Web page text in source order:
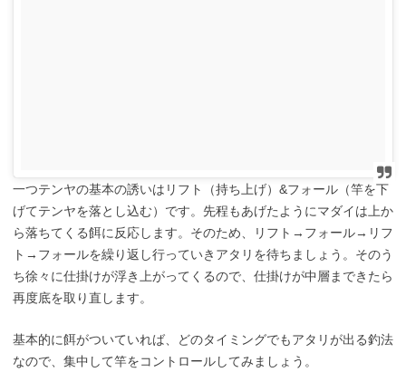
一つテンヤの基本の誘いはリフト（持ち上げ）&フォール（竿を下
げてテンヤを落とし込む）です。先程もあげたようにマダイは上か
ら落ちてくる餌に反応します。そのため、リフト→フォール→リフ
ト→フォールを繰り返し行っていきアタリを待ちましょう。そのう
ち徐々に仕掛けが浮き上がってくるので、仕掛けが中層まできたら
再度底を取り直します。
基本的に餌がついていれば、どのタイミングでもアタリが出る釣法
なので、集中して竿をコントロールしてみましょう。